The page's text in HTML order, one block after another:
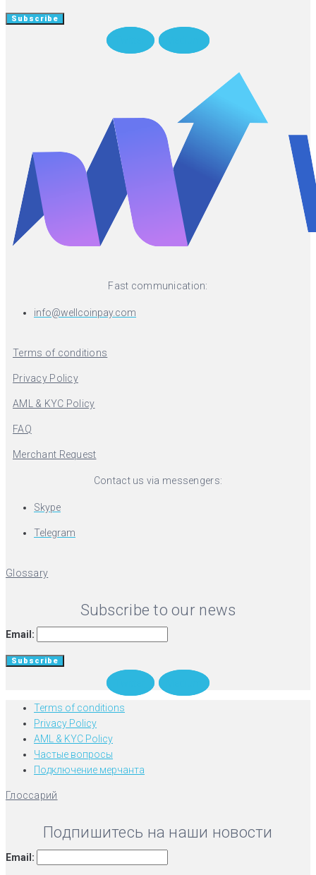
Fast communication:
info@wellcoinpay.com
Terms of conditions
Privacy Policy
AML & KYC Policy
FAQ
Merchant Request
Contact us via messengers:
Skype
Telegram
Glossary
Subscribe to our news
Email:
Terms of conditions
Privacy Policy
AML & KYC Policy
Частые вопросы
Подключение мерчанта
Глоссарий
Подпишитесь на наши новости
Email: